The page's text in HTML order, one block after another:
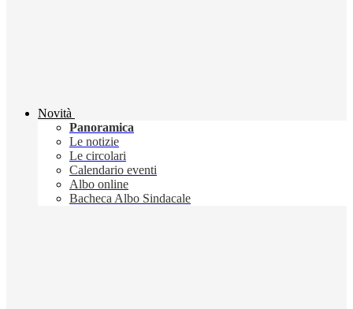
Novità
Panoramica
Le notizie
Le circolari
Calendario eventi
Albo online
Bacheca Albo Sindacale